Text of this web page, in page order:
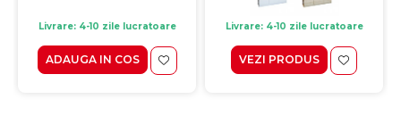
Livrare: 4-10 zile lucratoare
ADAUGA IN COS
Livrare: 4-10 zile lucratoare
VEZI PRODUS